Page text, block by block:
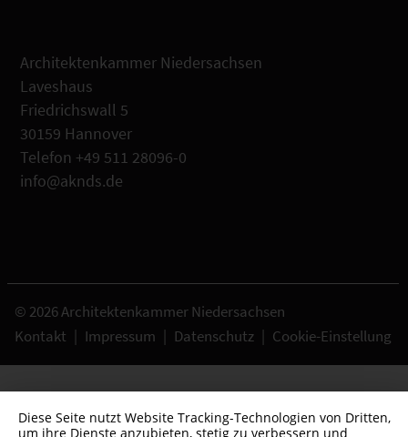
Architektenkammer Niedersachsen
Laveshaus
Friedrichswall 5
30159 Hannover
Telefon +49 511 28096-0
info@aknds.de
© 2026 Architektenkammer Niedersachsen
Kontakt | Impressum | Datenschutz | Cookie-Einstellung
Diese Seite nutzt Website Tracking-Technologien von Dritten,
um ihre Dienste anzubieten, stetig zu verbessern und